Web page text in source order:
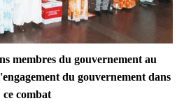
membres du gouvernement au
du gouvernement dans
ce combat